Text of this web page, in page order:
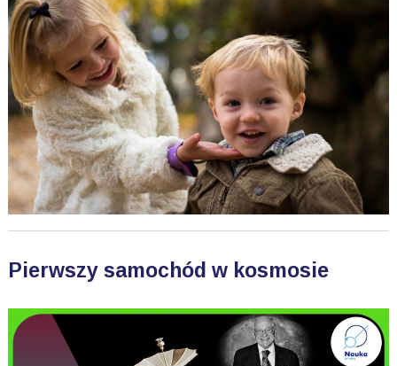
Pierwszy samochód w kosmosie